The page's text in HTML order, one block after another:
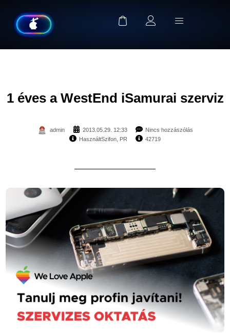
1 éves a WestEnd iSamurai szerviz
admin 2013.05.29. 12:33
Nincs hozzászólás
HasználtSzifon PR 42719